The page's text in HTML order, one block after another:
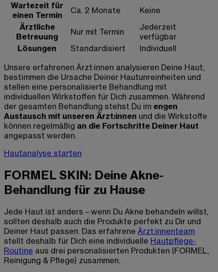
Wartezeit für
einen Termin
Ca. 2 Monate
Keine
Ärztliche
Betreuung
Nur mit Termin
Jederzeit
verfügbar
Lösungen
Standardisiert
Individuell
Unsere erfahrenen Ärzt:innen analysieren Deine Haut,
bestimmen die Ursache Deiner Hautunreinheiten und
stellen eine personalisierte Behandlung mit
individuellen Wirkstoffen für Dich zusammen. Während
der gesamten Behandlung stehst Du im engen
Austausch mit unseren Ärzt:innen und die Wirkstoffe
können regelmäßig an die Fortschritte Deiner Haut
angepasst werden.
Hautanalyse starten
FORMEL SKIN: Deine Akne-
Behandlung für zu Hause
Jede Haut ist anders – wenn Du Akne behandeln willst,
sollten deshalb auch die Produkte perfekt zu Dir und
Deiner Haut passen. Das erfahrene Ärzt:innenteam
stellt deshalb für Dich eine individuelle Hautpflege-
Routine aus drei personalisierten Produkten (FORMEL,
Reinigung & Pflege) zusammen.